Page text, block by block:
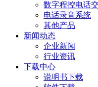
数字程控电话
电话录音系统
其他产品
新闻动态
企业新闻
行业资讯
下载中心
说明书下载